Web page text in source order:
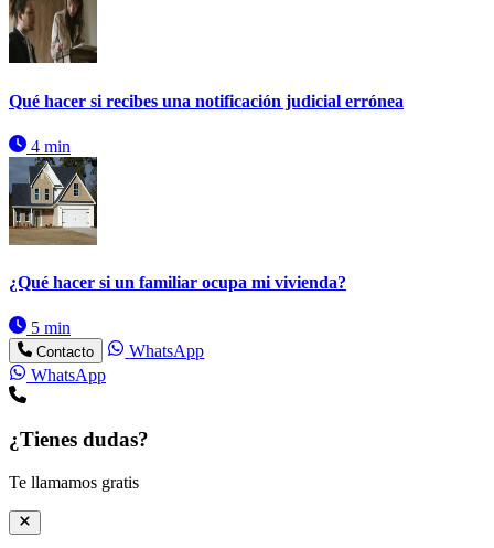
Qué hacer si recibes una notificación judicial errónea
4 min
¿Qué hacer si un familiar ocupa mi vivienda?
5 min
Contacto
WhatsApp
WhatsApp
¿Tienes dudas?
Te llamamos gratis